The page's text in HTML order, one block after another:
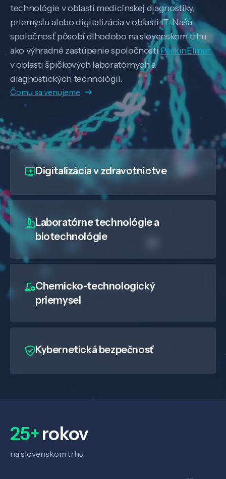
technológie v oblasti medicínskej diagnostiky,
priemyslu alebo digitalizácia v oblasti IT. Naša
spoločnosť pôsobí dlhodobo na slovenskom trhu
ako výhradné zastúpenie spoločnostiPerkinElmer
v oblasti špičkových laboratórnych a
diagnostických technológií.
Čomu sa venujeme
Digitalizáciav zdravotníctve
Laboratórne technológie a
biotechnológie
Chemicko-technologický
priemysel
Kybernetická bezpečnosť
25+rokov
na slovenskom trhu